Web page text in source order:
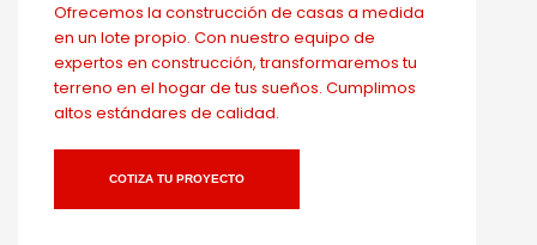
Ofrecemos la construcción de casas a medida
en un lote propio. Con nuestro equipo de
expertos en construcción, transformaremos tu
terreno en el hogar de tus sueños. Cumplimos
altos estándares de calidad.
COTIZA TU PROYECTO